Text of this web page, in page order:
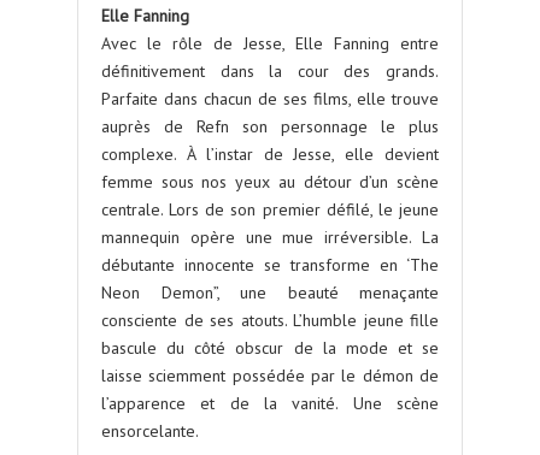
Elle Fanning
Avec le rôle de Jesse, Elle Fanning entre
définitivement dans la cour des grands.
Parfaite dans chacun de ses films, elle trouve
auprès de Refn son personnage le plus
complexe. À l’instar de Jesse, elle devient
femme sous nos yeux au détour d’un scène
centrale. Lors de son premier défilé, le jeune
mannequin opère une mue irréversible. La
débutante innocente se transforme en ‘The
Neon Demon”, une beauté menaçante
consciente de ses atouts. L’humble jeune fille
bascule du côté obscur de la mode et se
laisse sciemment possédée par le démon de
l’apparence et de la vanité. Une scène
ensorcelante.